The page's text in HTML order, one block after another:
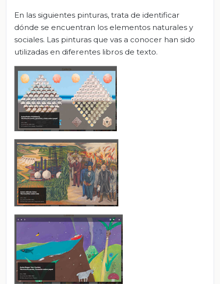
En las siguientes pinturas, trata de identificar
dónde se encuentran los elementos naturales y
sociales. Las pinturas que vas a conocer han sido
utilizadas en diferentes libros de texto.